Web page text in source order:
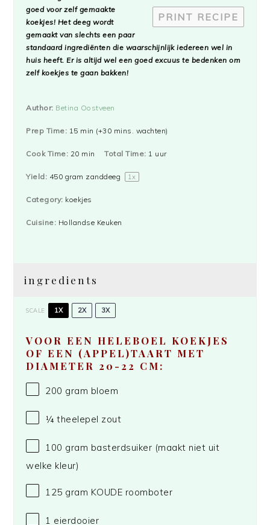
PRINT RECIPE
goed voor zelf gemaakte
koekjes! Het deeg wordt
gemaakt van slechts een paar
standaard ingrediënten die waarschijnlijk iedereen wel in
huis heeft. Er is altijd wel een goed excuus te bedenken om
zelf koekjes te gaan bakken!
Author: Betina Oostveen
Prep Time: 15 min (+30 mins. wachten)
Cook Time: 20 min Total Time: 1 uur
Yield: 450 gram zanddeeg 1x
Category: koekjes
Cuisine: Hollandse Keuken
ingredients
SCALE 1X 2X 3X
VOOR EEN HELEBOEL KOEKJES
OF EEN (APPEL)TAART MET
DIAMETER 20-22 CM:
200 gram bloem
¼ theelepel zout
100 gram basterdsuiker (maakt niet uit
welke kleur)
125 gram KOUDE roomboter
1 eierdooier